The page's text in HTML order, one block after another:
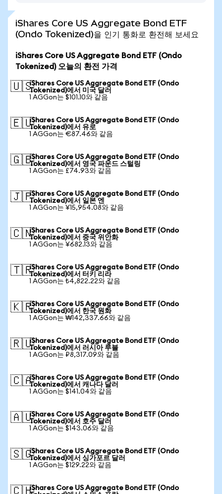
iShares Core US Aggregate Bond ETF
(Ondo Tokenized)을 인기 통화로 환전해 보세요
iShares Core US Aggregate Bond ETF (Ondo
Tokenized) 오늘의 환전 가격
🇺🇸iShares Core US Aggregate Bond ETF (Ondo
Tokenized)에서 미국 달러
1 AGGon는 $101.10와 같음
🇪🇺iShares Core US Aggregate Bond ETF (Ondo
Tokenized)에서 유로
1 AGGon는 €87.46와 같음
🇬🇧iShares Core US Aggregate Bond ETF (Ondo
Tokenized)에서 영국 파운드 스털링
1 AGGon는 £74.93와 같음
🇯🇵iShares Core US Aggregate Bond ETF (Ondo
Tokenized)에서 일본 엔
1 AGGon는 ¥15,954.08와 같음
🇨🇳iShares Core US Aggregate Bond ETF (Ondo
Tokenized)에서 중국 위안화
1 AGGon는 ¥682.13와 같음
🇹🇷iShares Core US Aggregate Bond ETF (Ondo
Tokenized)에서 터키 리라
1 AGGon는 ₺4,822.22와 같음
🇰🇷iShares Core US Aggregate Bond ETF (Ondo
Tokenized)에서 한국 원화
1 AGGon는 ₩142,337.66와 같음
🇷🇺iShares Core US Aggregate Bond ETF (Ondo
Tokenized)에서 러시아 루블
1 AGGon는 ₽8,317.09와 같음
🇨🇦iShares Core US Aggregate Bond ETF (Ondo
Tokenized)에서 캐나다 달러
1 AGGon는 $141.04와 같음
🇦🇺iShares Core US Aggregate Bond ETF (Ondo
Tokenized)에서 호주 달러
1 AGGon는 $143.06와 같음
🇸🇬iShares Core US Aggregate Bond ETF (Ondo
Tokenized)에서 싱가포르 달러
1 AGGon는 $129.22와 같음
🇨🇭iShares Core US Aggregate Bond ETF (Ondo